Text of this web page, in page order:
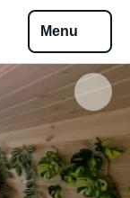
Menu